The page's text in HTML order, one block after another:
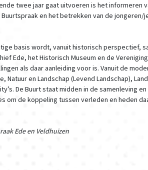
twee jaar gaat uitvoeren is het informeren
en het betrekken van de jongeren/
basis wordt, vanuit historisch perspectief,
Ede, het Historisch Museum en de
als daar aanleiding voor is. Vanuit de
Natuur en Landschap (Levend Landschap),
De Buurt staat midden in de samenleving
om de koppeling tussen verleden en heden
Ede en Veldhuizen